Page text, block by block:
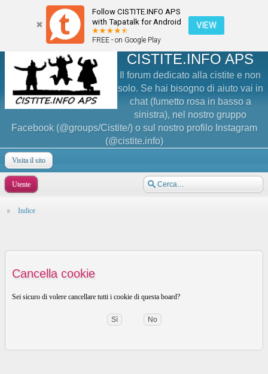
Follow CISTITE.INFO APS
with Tapatalk for Android
FREE - on Google Play
VIEW
CISTITE.INFO APS
Il forum dedicato alla cistite e non
solo. Se hai bisogno di aiuto vai in
chat (fumetto rosa in basso a
sinistra), nel nostro gruppo
Facebook (@groups/Cistite/) o sul nostro profilo Instagram
(@cistite.info)
Visita il sito
Utente
Indice
Cancella cookie
Sei sicuro di volere cancellare tutti i cookie di questa board?